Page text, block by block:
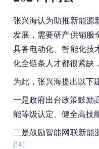
张兴海认为助推新能源
发展，需要研产供销服
具备电动化、智能化技
化全链条人才都很紧缺
为此，张兴海提出以下
一是政府出台政策鼓励
能等级认定、健全高技
二是鼓励智能网联新能
[14]